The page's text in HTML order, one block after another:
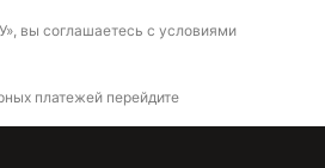
вы соглашаетесь с условиями
платежей перейдите